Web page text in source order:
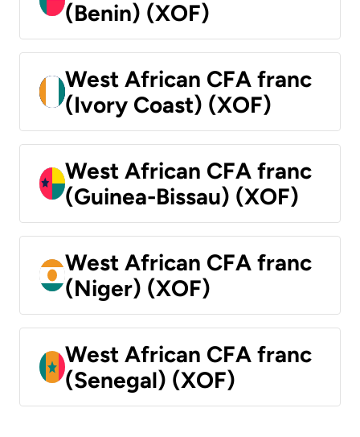
(Benin) (XOF)
West African CFA franc
(Ivory Coast) (XOF)
West African CFA franc
(Guinea-Bissau) (XOF)
West African CFA franc
(Niger) (XOF)
West African CFA franc
(Senegal) (XOF)